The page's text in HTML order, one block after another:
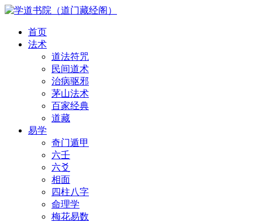
首页
法术
道法符咒
民间道术
治病驱邪
茅山法术
百家经典
道藏
易学
奇门遁甲
六壬
六爻
相面
四柱八字
命理学
梅花易数